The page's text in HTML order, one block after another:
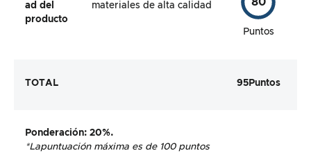
ad del
producto
materiales de alta calidad
Puntos
TOTAL 95Puntos
Ponderación: 20%.
*Lapuntuación máxima es de 100 puntos